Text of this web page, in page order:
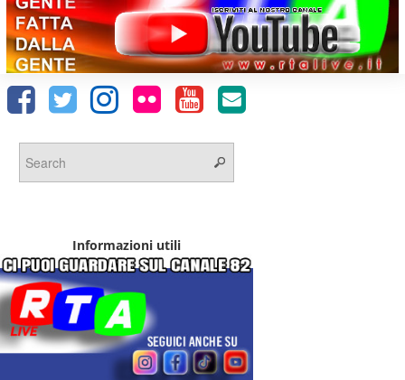
Informazioni utili